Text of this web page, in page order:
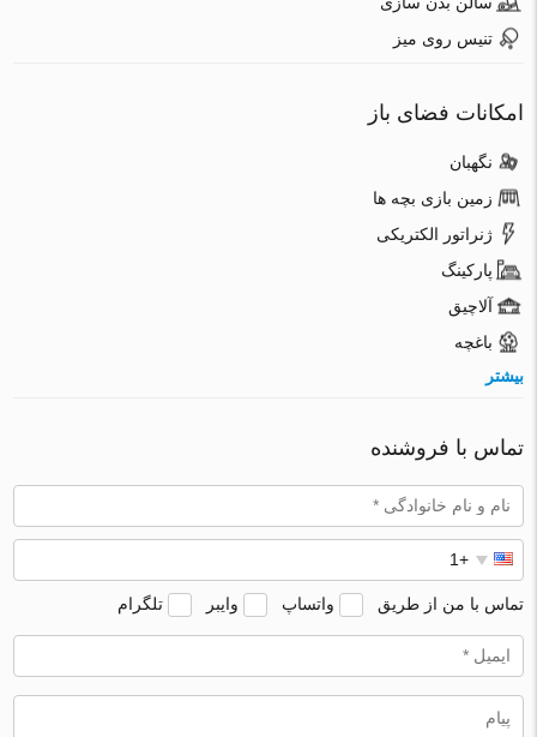
تنیس روی میز
امکانات فضای باز
نگهبان
زمین بازی بچه ها
ژنراتور الکتریکی
پارکینگ
آلاچیق
باغچه
بیشتر
تماس با فروشنده
تماس با من از طریق واتساپ وایبر تلگرام